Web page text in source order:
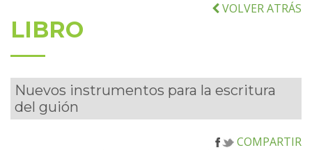
VOLVER ATRÁS
LIBRO
Nuevos instrumentos para la escritura
del guión
COMPARTIR